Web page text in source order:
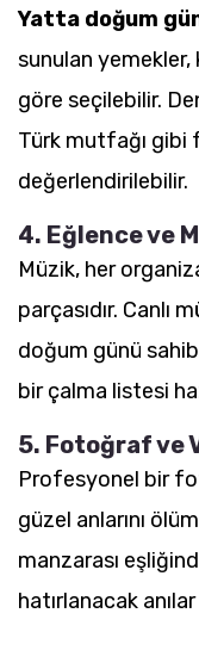
Yatta doğum
sunulan yemekler,
göre seçilebilir.
Türk mutfağı gibi
değerlendirilebilir.
4. Eğlence ve
Müzik, her
parçasıdır. Canlı
doğum günü
bir çalma listesi
5. Fotoğraf ve
Profesyonel bir
güzel anlarını
manzarası
hatırlanacak anılar